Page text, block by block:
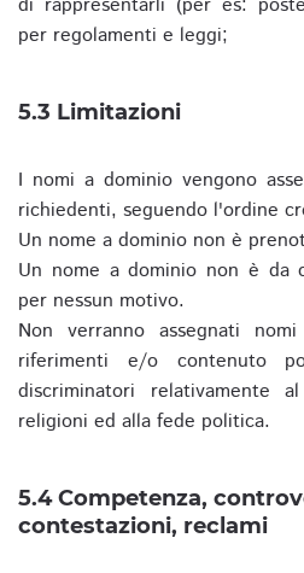
per regolamenti e leggi;
5.3 Limitazioni
I nomi a dominio vengono
richiedenti, seguendo l'ordine
Un nome a dominio non è
Un nome a dominio non è da
per nessun motivo.
Non verranno assegnati
riferimenti e/o contenuto
discriminatori relativamente
religioni ed alla fede politica.
5.4 Competenza,
contestazioni, reclami